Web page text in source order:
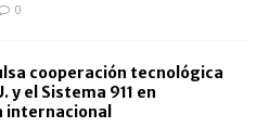
0
cooperación tecnológica
y el Sistema 911 en
internacional